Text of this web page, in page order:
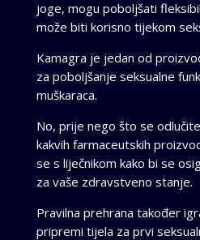
joge, mogu poboljšati
može biti korisno tijekom
Kamagra je jedan od
za poboljšanje seksualne
muškaraca.
No, prije nego što se
kakvih farmaceutskih
se s liječnikom kako bi se
za vaše zdravstveno stanje.
Pravilna prehrana također
pripremi tijela za prvi